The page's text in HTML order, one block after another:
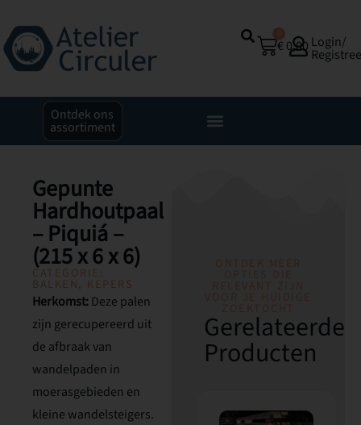
€ 0,00 Login/
Ontdek ons
assortiment
Gepunte
Hardhoutpaal
– Piquiá –
(215 x 6 x 6)
CATEGORIE:
BALKEN, KEPERS
Herkomst:Deze palen
zijn gerecupereerd uit
de afbraak van
wandelpaden in
moerasgebieden en
kleine wandelsteigers.
ONTDEK MEER
OPTIES DIE
RELEVANT ZIJN
VOOR JE HUIDIGE
ZOEKTOCHT
Gerelateerde
Producten